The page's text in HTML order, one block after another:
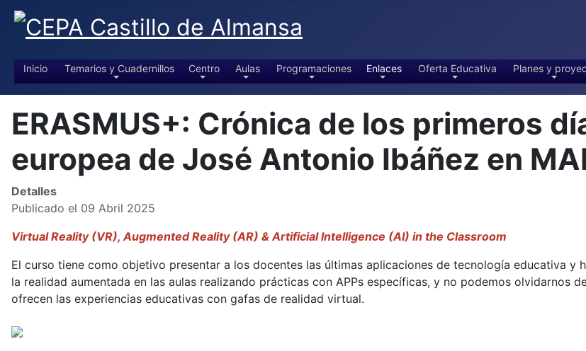
Inicio Temarios y Cuadernillos Centro Aulas Programaciones Enlaces Oferta Educativa Planes y
ERASMUS+: Crónica de los primeros
europea de José Antonio Ibáñez en
Detalles
Publicado el 09 Abril 2025
Virtual Reality (VR), Augmented Reality (AR) & Artificial Intelligence (AI) in the Classroom
El curso tiene como objetivo presentar a los docentes las últimas aplicaciones de tecnología educativa
la realidad aumentada en las aulas realizando prácticas con APPs específicas, y no podemos olvidarnos
ofrecen las experiencias educativas con gafas de realidad virtual.